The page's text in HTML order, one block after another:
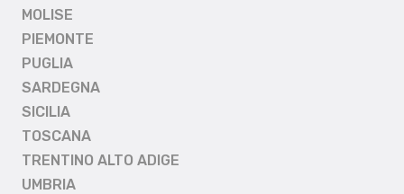
MOLISE
PIEMONTE
PUGLIA
SARDEGNA
SICILIA
TOSCANA
TRENTINO ALTO ADIGE
UMBRIA